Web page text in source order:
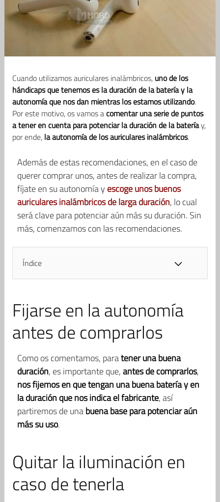
Cuando utilizamos auriculares inalámbricos, uno de los
hándicaps que tenemos es la duración de la batería y la
autonomía que nos dan mientras los estamos utilizando.
Por este motivo, os vamos acomentar una serie de puntos
a tener en cuenta para potenciar la duración de la bateríay,
por ende, la autonomía de los auriculares inalámbricos.
Además de estas recomendaciones, en el caso de
querer comprar unos, antes de realizar la compra,
fíjate en su autonomía y escoge unos buenos
auriculares inalámbricos de larga duración, lo cual
será clave para potenciar aún más su duración. Sin
más, comenzamos con las recomendaciones.
Índice
Fijarse en la autonomía
antes de comprarlos
Como os comentamos, paratener una buena
duración, es importante que,antes de comprarlos,
nos fijemos en que tengan una buena batería y en
la duración que nos indica el fabricante, así
partiremos de unabuena base para potenciar aún
más su uso.
Quitar la iluminación en
caso de tenerla